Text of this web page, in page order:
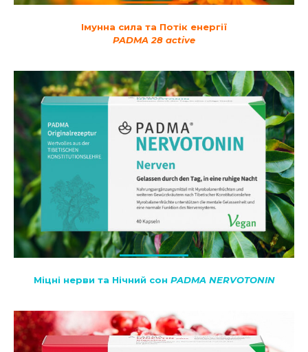
Імунна сила та Потік енергії
PADMA 28 active
Міцні нерви та Нічний сон PADMA NERVOTONIN